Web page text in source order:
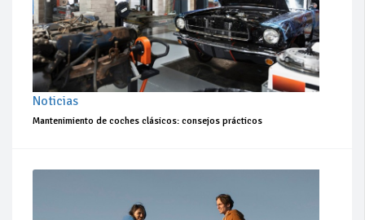
Noticias
Mantenimiento de coches clásicos: consejos prácticos